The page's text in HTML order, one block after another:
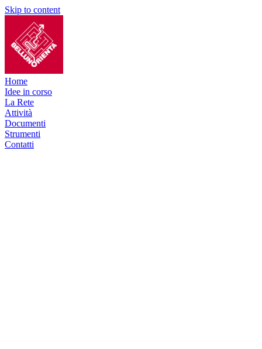
Skip to content
Home
Idee in corso
La Rete
Attività
Documenti
Strumenti
Contatti